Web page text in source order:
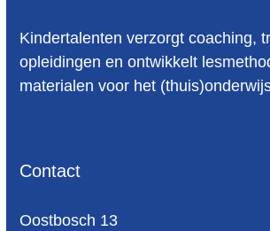
Kindertalenten verzorgt coaching,
opleidingen en ontwikkelt
materialen voor het
Contact
Oost­bosch 13